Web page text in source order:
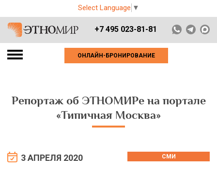
Select Language ▼
+7 495 023-81-81
ОНЛАЙН-БРОНИРОВАНИЕ
Репортаж об ЭТНОМИРе на портале
«Типичная Москва»
3 АПРЕЛЯ 2020 СМИ